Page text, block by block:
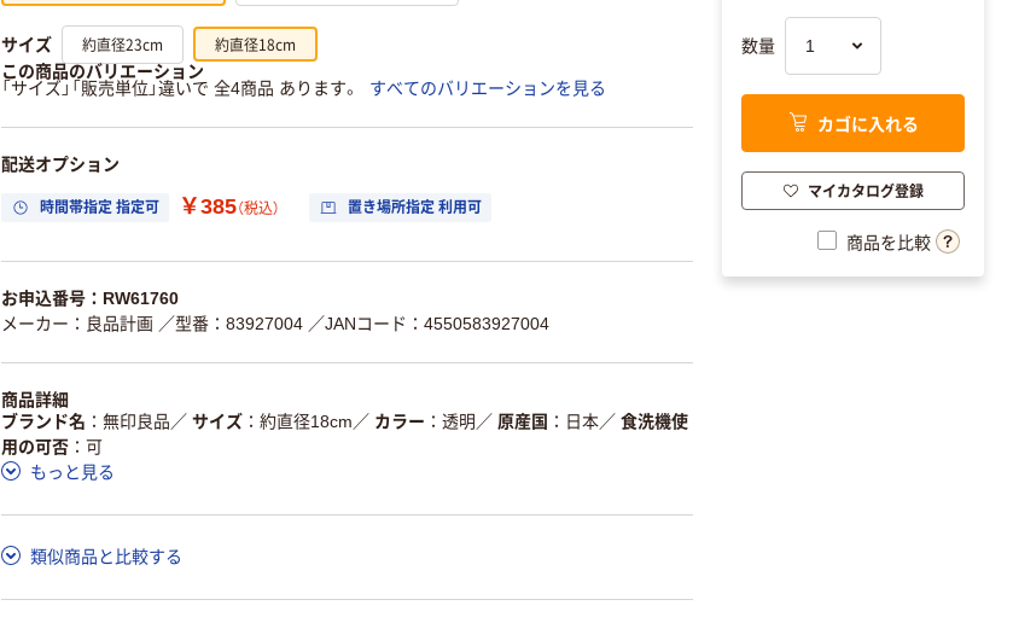
サイズ 約直径23cm 約直径18cm
この商品のバリエーション
「サイズ」「販売単位」違いで 全4商品 あります。
すべてのバリエーションを見る
配送オプション
時間帯指定 指定可 ￥385（税込） 置き場所指定 利用可
お申込番号：RW61760
メーカー：良品計画 ／型番：83927004 ／JANコード：4550583927004
商品詳細
ブランド名
無印良品 ／ サイズ 約直径18cm ／ カラー 透明 ／ 原産国 日本／ 食洗機使
用の可否
可
もっと見る
類似商品と比較する
数量
カゴに入れる
マイカタログ登録
商品を比較